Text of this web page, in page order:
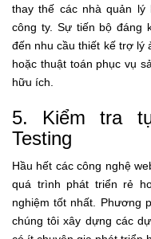
thay thế các nhà quản
công ty. Sự tiến bộ đáng
đến nhu cầu thiết kế trợ lý
hoặc thuật toán phục vụ
hữu ích.
5. Kiểm tra
Testing
Hầu hết các công nghệ
quá trình phát triển rẻ
nghiệm tốt nhất. Phương
chúng tôi xây dựng các